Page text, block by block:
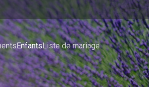
EnfantsListe de mariage